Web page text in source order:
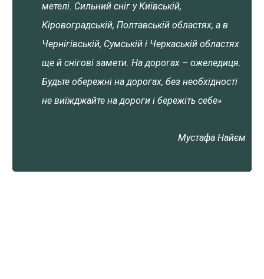
метелі. Сильний сніг у Київській,
Кіровоградській, Полтавській областях, а в
Чернігівській, Сумській і Черкаській областях
ще й снігові замети. На дорогах – ожеледиця.
Будьте обережні на дорогах, без необхідності
не виїжджайте на дороги і бережіть себе»
Мустафа Найєм